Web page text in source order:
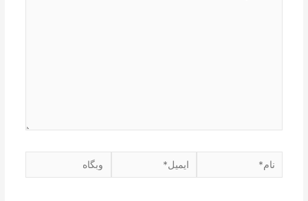
بنویسید…
نام* ایمیل* وبگاه